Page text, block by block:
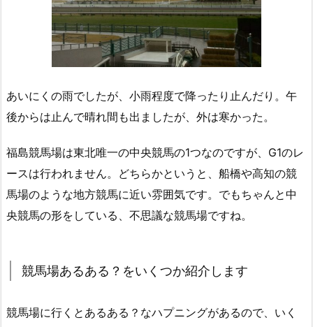
あいにくの雨でしたが、小雨程度で降ったり止んだり。午
後からは止んで晴れ間も出ましたが、外は寒かった。
福島競馬場は東北唯一の中央競馬の1つなのですが、G1のレ
ースは行われません。どちらかというと、船橋や高知の競
馬場のような地方競馬に近い雰囲気です。でもちゃんと中
央競馬の形をしている、不思議な競馬場ですね。
競馬場あるある？をいくつか紹介します
競馬場に行くとあるある？なハプニングがあるので、いく